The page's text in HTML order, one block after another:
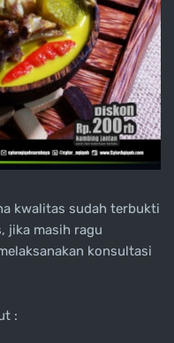
kwalitas sudah terbukti
jika masih ragu
konsultasi
: